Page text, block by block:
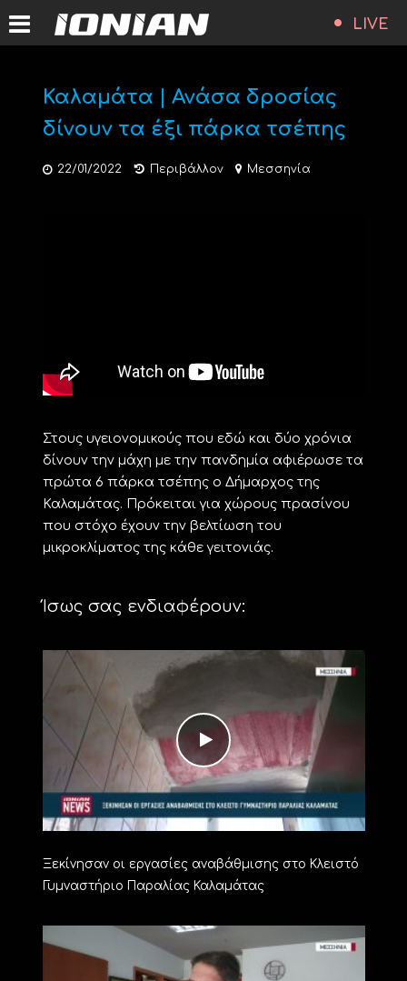
LIVE
Καλαμάτα | Ανάσα δροσίας
δίνουν τα έξι πάρκα τσέπης
22/01/2022 Περιβάλλον Μεσσηνία
Στους υγειονομικούς που εδώ και δύο χρόνια
δίνουν την μάχη με την πανδημία αφιέρωσε τα
πρώτα 6 πάρκα τσέπης ο Δήμαρχος της
Καλαμάτας. Πρόκειται για χώρους πρασίνου
που στόχο έχουν την βελτίωση του
μικροκλίματος της κάθε γειτονιάς.
Ίσως σας ενδιαφέρουν:
Ξεκίνησαν οι εργασίες αναβάθμισης στο Κλειστό
Γυμναστήριο Παραλίας Καλαμάτας